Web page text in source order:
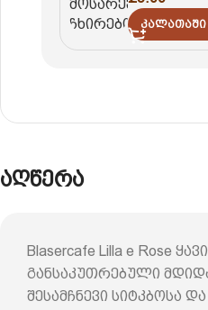
Კალათაში
აღწერა
Blasercafe Lilla e Rose
განსაკუთრებული
შესამჩნევი სიტკბოსა